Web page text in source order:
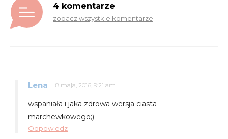
4 komentarze
zobacz wszystkie komentarze
Lena 8 maja, 2016, 9:21 am
wspaniała i jaka zdrowa wersja ciasta
marchewkowego;)
Odpowiedz